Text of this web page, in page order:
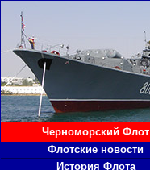
Черноморский Флот
Флотские новости
История Флота